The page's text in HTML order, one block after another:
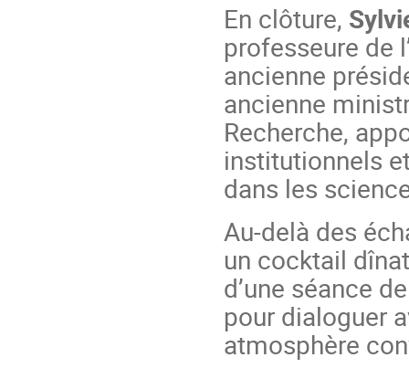
En clôture,
professeure de
ancienne
ancienne
Recherche,
institutionnels
dans les
Au-delà des
un cocktail
d’une séance
pour dialoguer
atmosphère